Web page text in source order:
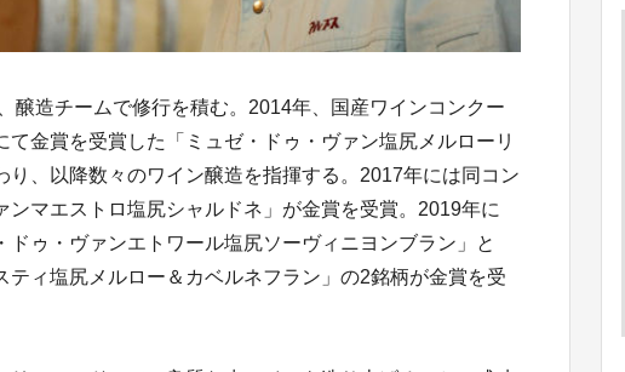
醸造チームで修行を積む。2014年、国産ワインコンクー
て金賞を受賞した「ミュゼ・ドゥ・ヴァン塩尻メルローリ
り、以降数々のワイン醸造を指揮する。2017年には同コン
ンマエストロ塩尻シャルドネ」が金賞を受賞。2019年に
ドゥ・ヴァンエトワール塩尻ソーヴィニヨンブラン」と
ティ塩尻メルロー＆カベルネフラン」の2銘柄が金賞を受